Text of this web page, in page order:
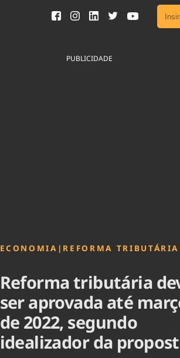
PUBLICIDADE
ECONOMIA | REFORMA TRIBUTÁRIA
Reforma tributária
ser aprovada até
de 2022, segundo
idealizador da